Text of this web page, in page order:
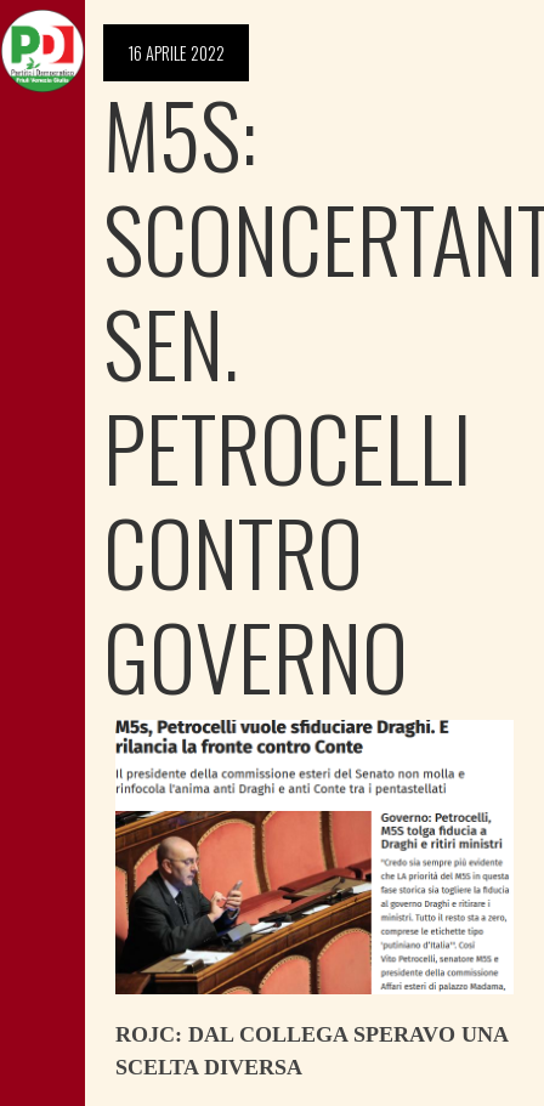
16 APRILE 2022
M5S:
SEN.
PETROCELLI
CONTRO
GOVERNO
ROJC: DAL COLLEGA SPERAVO UNA
SCELTA DIVERSA